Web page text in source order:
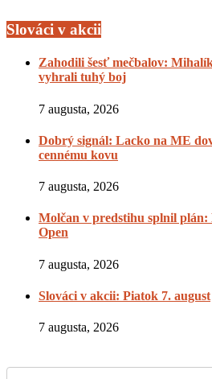
Slováci v akcii
Zahodili šesť mečbalov:
vyhrali tuhý boj
7 augusta, 2026
Dobrý signál: Lacko na ME
cennému kovu
7 augusta, 2026
Molčan v predstihu splnil
Open
7 augusta, 2026
Slováci v akcii: Piatok 7. august
7 augusta, 2026